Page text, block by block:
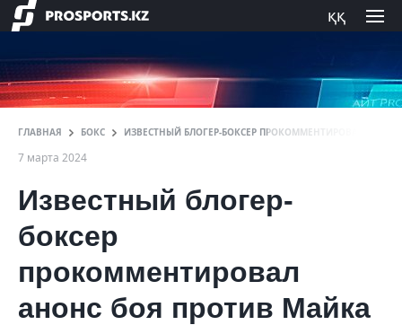
ққ
ГЛАВНАЯ БОКС ИЗВЕСТНЫЙ БЛОГЕР-БОКСЕР ПРОКОММЕНТИРОВАЛ
7 марта 2024
Известный блогер-
боксер
прокомментировал
анонс боя против Майка